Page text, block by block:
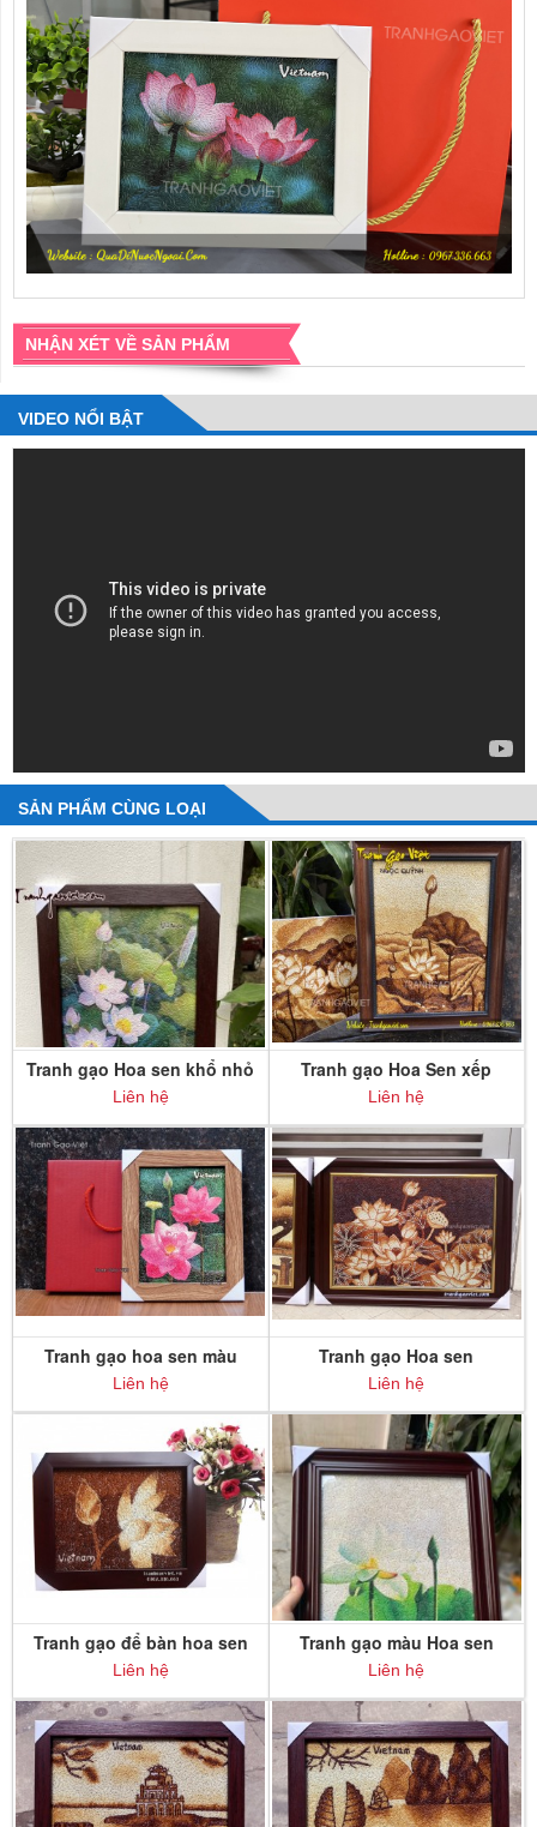
NHẬN XÉT VỀ SẢN PHẨM
VIDEO NỔI BẬT
SẢN PHẨM CÙNG LOẠI
Tranh gạo Hoa sen khổ nhỏ
Liên hệ
Tranh gạo Hoa Sen xếp
theo yêu cầu
Liên hệ
Tranh gạo hoa sen màu
Liên hệ
Tranh gạo Hoa sen
Liên hệ
Tranh gạo để bàn hoa sen
TDB015
Liên hệ
Tranh gạo màu Hoa sen
trắng
Liên hệ